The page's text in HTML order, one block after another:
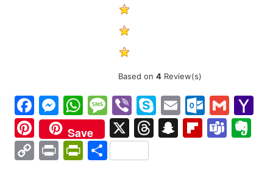
Based on 4 Review(s)
Facebook
Messenger
WhatsApp
Message
ViberSkype
Email
Pinterest
Save X Threads
Snapchat
CopyPrintPrintFriendly
Partajează